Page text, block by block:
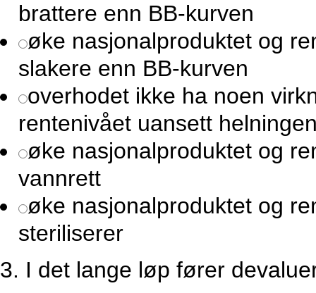
brattere enn BB-kurven
øke nasjonalproduktet og
slakere enn BB-kurven
overhodet ikke ha noen
rentenivået uansett
øke nasjonalproduktet og
vannrett
øke nasjonalproduktet og
steriliserer
3. I det lange løp fører